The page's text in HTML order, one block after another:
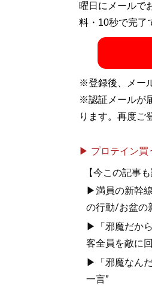
ャバ嬢デビュー
X（旧Twitter）：
曜日にメールで
料・10秒で完了
※登録後、メー
※認証メールが
ります。再度ご
▶ プロテイン買
【今この記事
▶満員の新幹
の行動/お盆の
▶「邪魔だか
客全員を敵に
▶「邪魔なん
一言”